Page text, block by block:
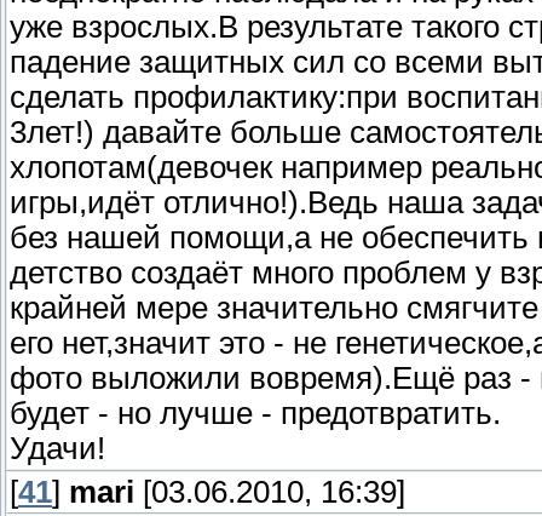
уже взрослых.В результате такого
падение защитных сил со всеми
сделать профилактику:при
3лет!) давайте больше
хлопотам(девочек например
игры,идёт отлично!).Ведь наша
без нашей помощи,а не обеспечить
детство создаёт много проблем у
крайней мере значительно
его нет,значит это - не
фото выложили вовремя).Ещё раз -
будет - но лучше - предотвратить.
Удачи!
[41] mari [03.06.2010, 16:39]